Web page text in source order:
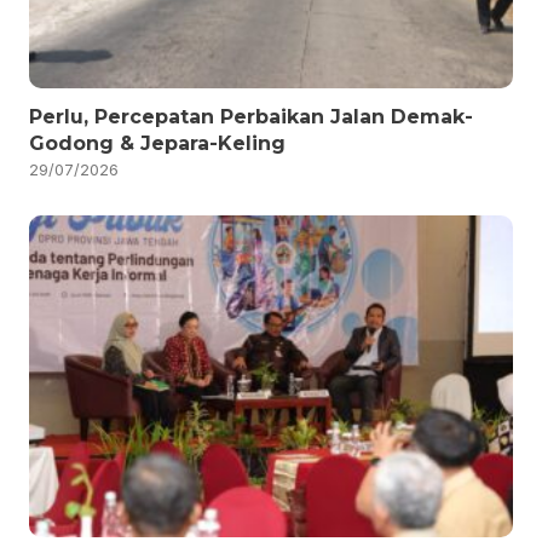
Perlu, Percepatan Perbaikan Jalan Demak-
Godong & Jepara-Keling
29/07/2026